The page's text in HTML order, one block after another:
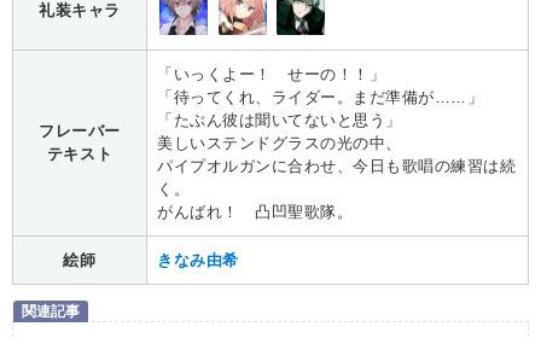
礼装キャラ
フレーバー
テキスト
「いっくよー！ せーの！！」
「待ってくれ、ライダー。まだ準備が……」
「たぶん彼は聞いてないと思う」
美しいステンドグラスの光の中、
パイプオルガンに合わせ、今日も歌唱の練習は続
く。
がんばれ！ 凸凹聖歌隊。
絵師 きなみ由希